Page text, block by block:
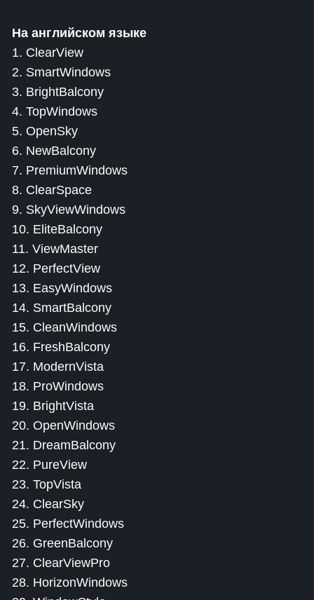
На английском языке
1. ClearView
2. SmartWindows
3. BrightBalcony
4. TopWindows
5. OpenSky
6. NewBalcony
7. PremiumWindows
8. ClearSpace
9. SkyViewWindows
10. EliteBalcony
11. ViewMaster
12. PerfectView
13. EasyWindows
14. SmartBalcony
15. CleanWindows
16. FreshBalcony
17. ModernVista
18. ProWindows
19. BrightVista
20. OpenWindows
21. DreamBalcony
22. PureView
23. TopVista
24. ClearSky
25. PerfectWindows
26. GreenBalcony
27. ClearViewPro
28. HorizonWindows